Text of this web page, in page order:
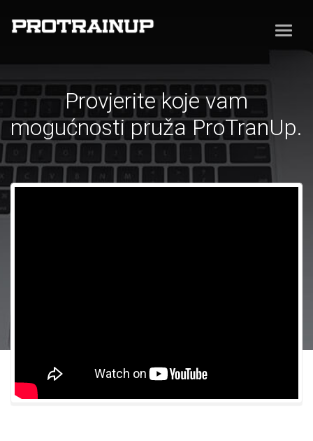
Provjerite koje vam
mogućnosti pruža ProTranUp.